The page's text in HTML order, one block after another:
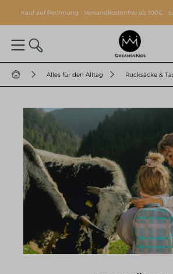
springen
Kauf auf Rechnung · Versandkostenfrei ab 100€ ·
Alles für den Alltag Rucksäcke &